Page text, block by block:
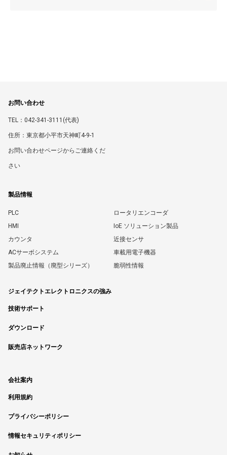
お問い合わせ
TEL：042-341-3111(代表)
住所：東京都小平市天神町4-9-1
お問い合わせページからご連絡くだ
さい
製品情報
PLC
ロータリエンコーダ
HMI
IoE ソリューション製品
カウンタ
近接センサ
ACサーボシステム
車載用電子機器
製品廃止情報（廃型シリーズ）
脆弱性情報
ジェイテクトエレクトロニクスの強み
技術サポート
ダウンロード
販売店ネットワーク
会社案内
利用規約
プライバシーポリシー
情報セキュリティポリシー